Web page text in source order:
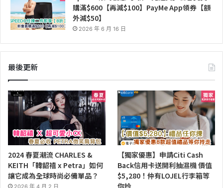
購滿$600【再減$100】PayMe App領券【額
外減$50】
2026 年 6 月 16 日
最後更新
2024 春夏潮流 CHARLES &
KEITH「韓韶禧 x Petra」如何
讓它成為全球時尚必備單品？
2026 年 4 月 2 日
【獨家優惠】申請Citi Cash
Back信用卡送開利抽濕機 價值
$5,280！仲有LOJEL行李箱等